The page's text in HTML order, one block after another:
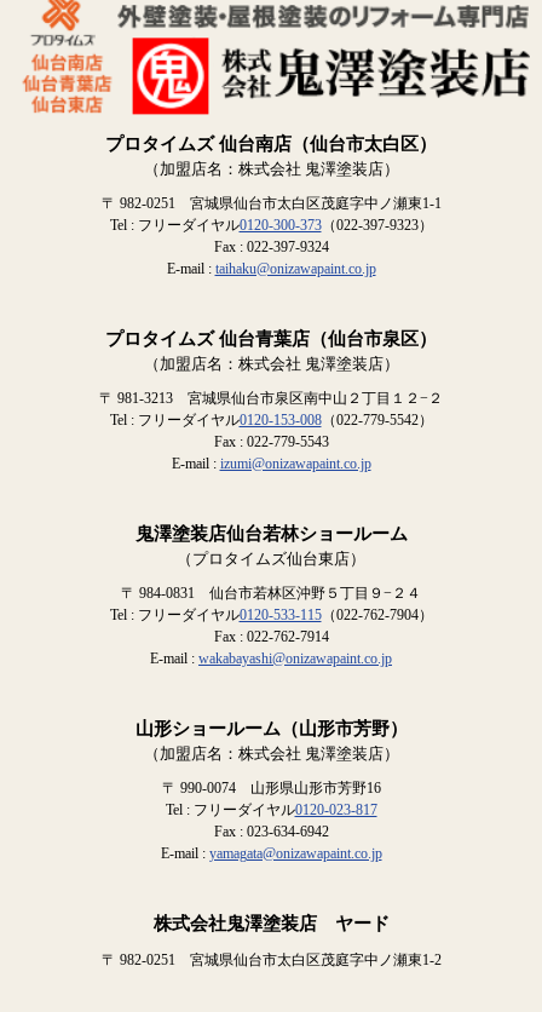
プロタイムズ 仙台南店（仙台市太白区）
（加盟店名：株式会社 鬼澤塗装店）
〒 982-0251 宮城県仙台市太白区茂庭字中ノ瀬東1-1
Tel : フリーダイヤル0120-300-373（022-397-9323）
Fax : 022-397-9324
E-mail : taihaku@onizawapaint.co.jp
プロタイムズ 仙台青葉店（仙台市泉区）
（加盟店名：株式会社 鬼澤塗装店）
〒 981-3213 宮城県仙台市泉区南中山２丁目１２−２
Tel : フリーダイヤル0120-153-008（022-779-5542）
Fax : 022-779-5543
E-mail : izumi@onizawapaint.co.jp
鬼澤塗装店仙台若林ショールーム
（プロタイムズ仙台東店）
〒 984-0831 仙台市若林区沖野５丁目９−２４
Tel : フリーダイヤル0120-533-115（022-762-7904）
Fax : 022-762-7914
E-mail : wakabayashi@onizawapaint.co.jp
山形ショールーム（山形市芳野）
（加盟店名：株式会社 鬼澤塗装店）
〒 990-0074 山形県山形市芳野16
Tel : フリーダイヤル0120-023-817
Fax : 023-634-6942
E-mail : yamagata@onizawapaint.co.jp
株式会社鬼澤塗装店 ヤード
〒 982-0251 宮城県仙台市太白区茂庭字中ノ瀬東1-2